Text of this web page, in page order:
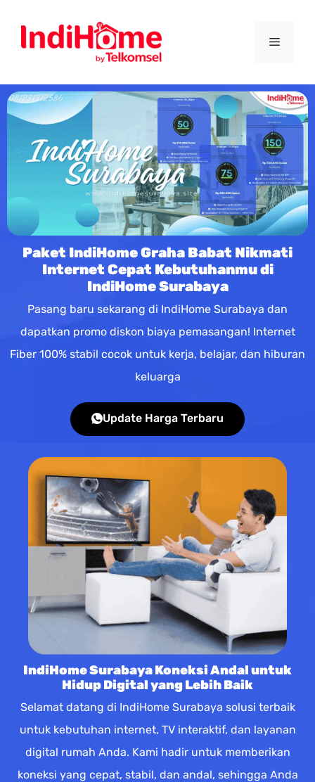
Paket IndiHome Graha Babat Nikmati
Internet Cepat Kebutuhanmu di
IndiHome Surabaya
Pasang baru sekarang di IndiHome Surabaya dan
dapatkan promo diskon biaya pemasangan! Internet
Fiber 100% stabil cocok untuk kerja, belajar, dan hiburan
keluarga
Update Harga Terbaru
IndiHome Surabaya Koneksi Andal untuk
Hidup Digital yang Lebih Baik
Selamat datang di IndiHome Surabaya solusi terbaik
untuk kebutuhan internet, TV interaktif, dan layanan
digital rumah Anda. Kami hadir untuk memberikan
koneksi yang cepat, stabil, dan andal, sehingga Anda